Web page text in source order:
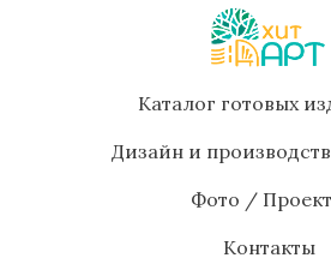
Каталог готовых
Дизайн и
Фото /
Контакты